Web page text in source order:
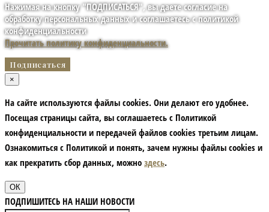
Нажимая на кнопку "ПОДПИСАТЬСЯ", вы даете согласие на
обработку персональных данных и соглашаетесь с политикой
конфиденциальности
Прочитать политику конфиденциальности.
×
На сайте используются файлы cookies. Они делают его удобнее.
Посещая страницы сайта, вы соглашаетесь с Политикой
конфиденциальности и передачей файлов cookies третьим лицам.
Ознакомиться с Политикой и понять, зачем нужны файлы сookies и
как прекратить сбор данных, можно здесь.
ОК
ПОДПИШИТЕСЬ НА НАШИ НОВОСТИ